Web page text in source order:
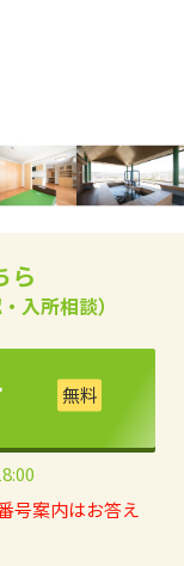
ら
入所相談）
号案内はお答え